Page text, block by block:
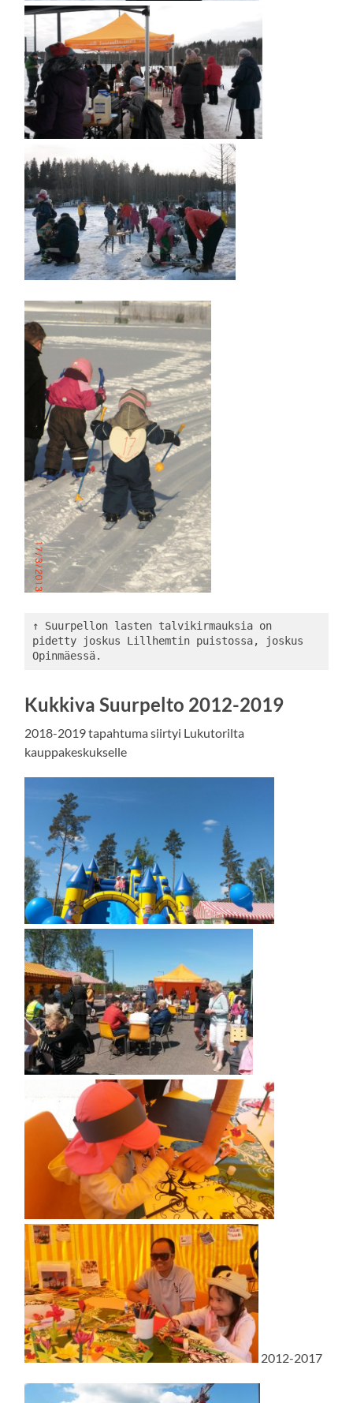
↑ Suurpellon lasten talvikirmauksia on
pidetty joskus Lillhemtin puistossa, joskus
Opinmäessä.
Kukkiva Suurpelto 2012-2019
2018-2019 tapahtuma siirtyi Lukutorilta
kauppakeskukselle
2012-2017